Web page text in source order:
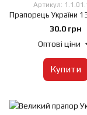
Артикул:
30.0 грн
Оптові ціни
Купити